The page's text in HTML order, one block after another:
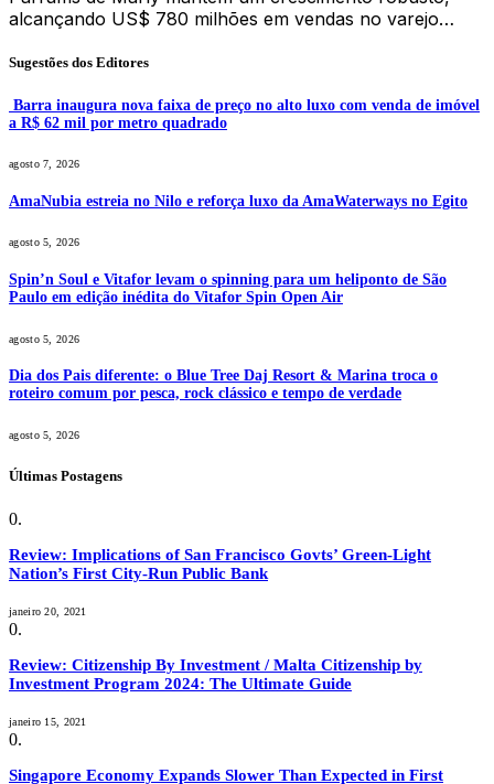
alcançando US$ 780 milhões em vendas no varejo…
Sugestões dos Editores
Barra inaugura nova faixa de preço no alto luxo com venda de imóvel
a R$ 62 mil por metro quadrado
agosto 7, 2026
AmaNubia estreia no Nilo e reforça luxo da AmaWaterways no Egito
agosto 5, 2026
Spin’n Soul e Vitafor levam o spinning para um heliponto de São
Paulo em edição inédita do Vitafor Spin Open Air
agosto 5, 2026
Dia dos Pais diferente: o Blue Tree Daj Resort & Marina troca o
roteiro comum por pesca, rock clássico e tempo de verdade
agosto 5, 2026
Últimas Postagens
Review: Implications of San Francisco Govts’ Green-Light
Nation’s First City-Run Public Bank
janeiro 20, 2021
Review: Citizenship By Investment / Malta Citizenship by
Investment Program 2024: The Ultimate Guide
janeiro 15, 2021
Singapore Economy Expands Slower Than Expected in First